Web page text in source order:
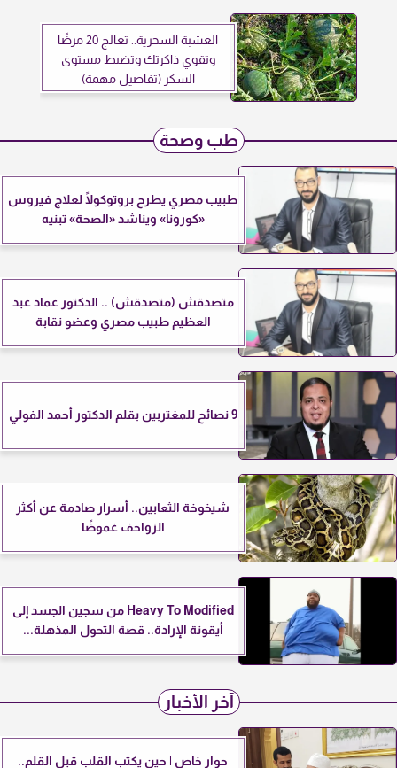
العشبة السحرية.. تعالج 20 مرضًا
وتقوي ذاكرتك وتضبط مستوى
السكر (تفاصيل مهمة)
طب وصحة
طبيب مصري يطرح بروتوكولًا لعلاج فيروس
«كورونا» ويناشد «الصحة» تبنيه
متصدقش (متصدقش) .. الدكتور عماد عبد
العظيم طبيب مصري وعضو نقابة
9 نصائح للمغتربين بقلم الدكتور أحمد الفولي
شيخوخة الثعابين.. أسرار صادمة عن أكثر
الزواحف غموضًا
Heavy To Modified من سجين الجسد إلى
أيقونة الإرادة.. قصة التحول المذهلة...
آخر الأخبار
حوار خاص | حين يكتب القلب قبل القلم..